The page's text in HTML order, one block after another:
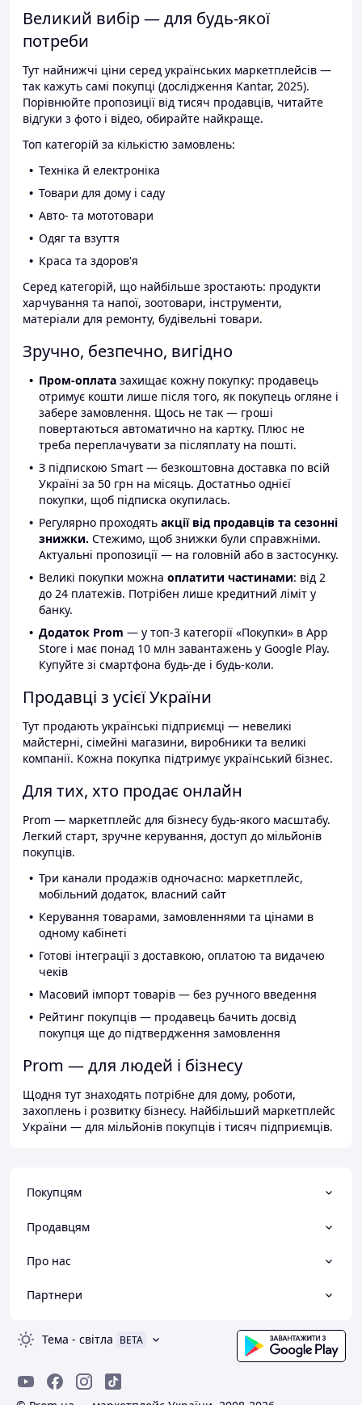
Великий вибір — для будь-якої
потреби
Тут найнижчі ціни серед українських маркетплейсів —
так кажуть самі покупці (дослідження Kantar, 2025).
Порівнюйте пропозиції від тисяч продавців, читайте
відгуки з фото і відео, обирайте найкраще.
Топ категорій за кількістю замовлень:
Техніка й електроніка
Товари для дому і саду
Авто- та мототовари
Одяг та взуття
Краса та здоров'я
Серед категорій, що найбільше зростають: продукти
харчування та напої, зоотовари, інструменти,
матеріали для ремонту, будівельні товари.
Зручно, безпечно, вигідно
Пром-оплата захищає кожну покупку: продавець
отримує кошти лише після того, як покупець огляне і
забере замовлення. Щось не так — гроші
повертаються автоматично на картку. Плюс не
треба переплачувати за післяплату на пошті.
З підпискою Smart — безкоштовна доставка по всій
Україні за 50 грн на місяць. Достатньо однієї
покупки, щоб підписка окупилась.
Регулярно проходять акції від продавців та сезонні
знижки. Стежимо, щоб знижки були справжніми.
Актуальні пропозиції — на головній або в застосунку.
Великі покупки можна оплатити частинами: від 2
до 24 платежів. Потрібен лише кредитний ліміт у
банку.
Додаток Prom — у топ-3 категорії «Покупки» в App
Store і має понад 10 млн завантажень у Google Play.
Купуйте зі смартфона будь-де і будь-коли.
Продавці з усієї України
Тут продають українські підприємці — невеликі
майстерні, сімейні магазини, виробники та великі
компанії. Кожна покупка підтримує український бізнес.
Для тих, хто продає онлайн
Prom — маркетплейс для бізнесу будь-якого масштабу.
Легкий старт, зручне керування, доступ до мільйонів
покупців.
Три канали продажів одночасно: маркетплейс,
мобільний додаток, власний сайт
Керування товарами, замовленнями та цінами в
одному кабінеті
Готові інтеграції з доставкою, оплатою та видачею
чеків
Масовий імпорт товарів — без ручного введення
Рейтинг покупців — продавець бачить досвід
покупця ще до підтвердження замовлення
Prom — для людей і бізнесу
Щодня тут знаходять потрібне для дому, роботи,
захоплень і розвитку бізнесу. Найбільший маркетплейс
України — для мільйонів покупців і тисяч підприємців.
Покупцям
Продавцям
Про нас
Партнери
Тема - світла BETA